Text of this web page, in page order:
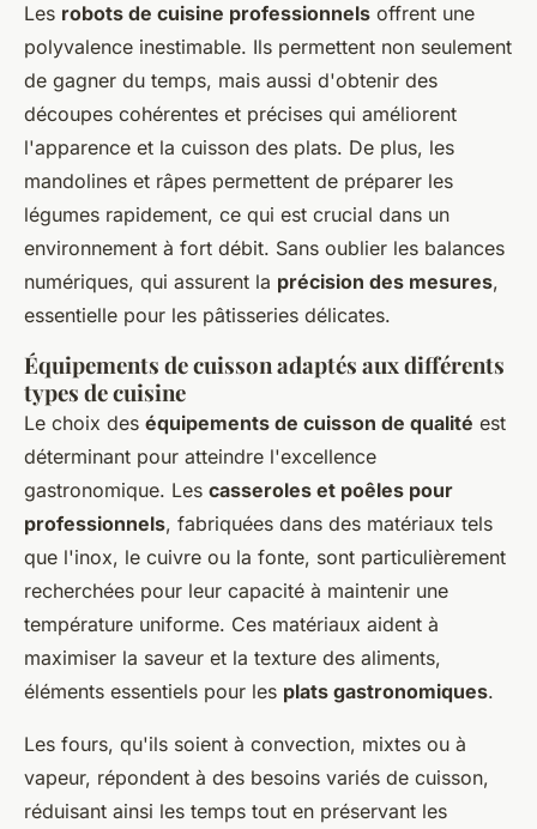
Les robots de cuisine professionnels offrent une
polyvalence inestimable. Ils permettent non seulement
de gagner du temps, mais aussi d'obtenir des
découpes cohérentes et précises qui améliorent
l'apparence et la cuisson des plats. De plus, les
mandolines et râpes permettent de préparer les
légumes rapidement, ce qui est crucial dans un
environnement à fort débit. Sans oublier les balances
numériques, qui assurent la précision des mesures,
essentielle pour les pâtisseries délicates.
Équipements de cuisson adaptés aux différents
types de cuisine
Le choix des équipements de cuisson de qualité est
déterminant pour atteindre l'excellence
gastronomique. Les casseroles et poêles pour
professionnels, fabriquées dans des matériaux tels
que l'inox, le cuivre ou la fonte, sont particulièrement
recherchées pour leur capacité à maintenir une
température uniforme. Ces matériaux aident à
maximiser la saveur et la texture des aliments,
éléments essentiels pour les plats gastronomiques.
Les fours, qu'ils soient à convection, mixtes ou à
vapeur, répondent à des besoins variés de cuisson,
réduisant ainsi les temps tout en préservant les